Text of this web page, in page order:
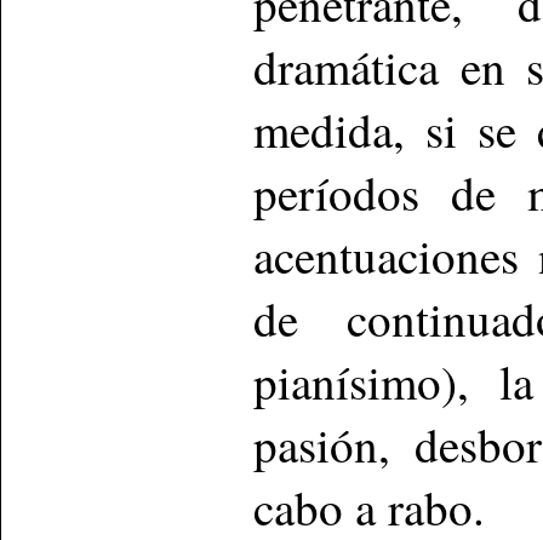
dramática en
medida, si se
períodos de
de
pianísimo),
pasión,
cabo a rabo.